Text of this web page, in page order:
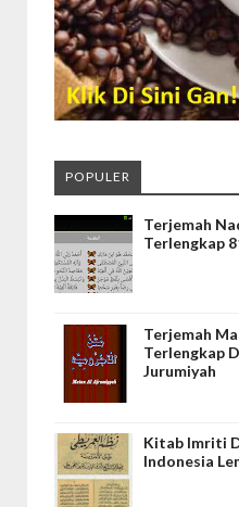
POPULER
Terjemah
Terlengkap
Terjemah
Terlengkap
Jurumiyah
Kitab Imriti
Indonesia